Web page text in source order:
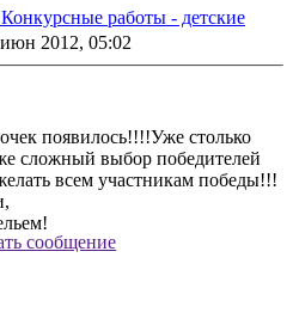
работы - детские
2012, 05:02
появилось!!!!Уже столько
сложный выбор победителей
всем участникам победы!!!